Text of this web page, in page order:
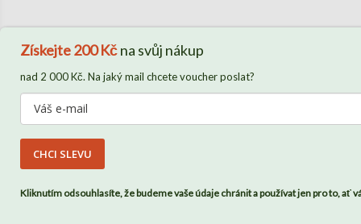
Získejte200 Kčna svůj nákup
nad 2 000 Kč. Na jaký mail chcete voucher poslat?
CHCI SLEVU
Kliknutím odsouhlasíte, že budeme vaše údaje chránit a používat jen pro to, ať